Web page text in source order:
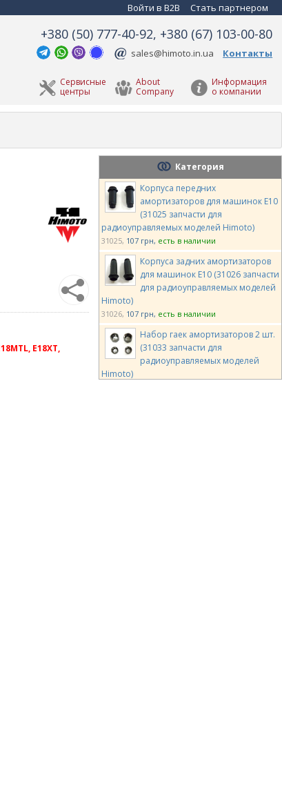
Войти в B2B Стать партнером
+380 (50) 777-40-92, +380 (67) 103-00-80
sales@himoto.in.ua Контакты
Информация
о компании
About
Company
Сервисные
центры
E18XT,
Категория
Корпуса передних
амортизаторов для машинок E10
(31025 запчасти для
радиоуправляемых моделей Himoto)
31025 107 грн есть в наличии
Корпуса задних амортизаторов
для машинок E10 (31026 запчасти
для радиоуправляемых моделей
Himoto)
31026 107 грн есть в наличии
Набор гаек амортизаторов 2 шт.
(31033 запчасти для
радиоуправляемых моделей
Himoto)